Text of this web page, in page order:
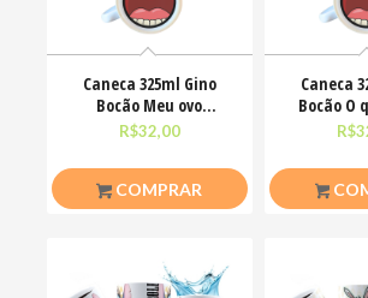
Caneca 325ml Gino
Bocão Meu ovo
Engraçadas Meme
R$32,00
COMPRAR
Caneca
Bocão O
nãoR$